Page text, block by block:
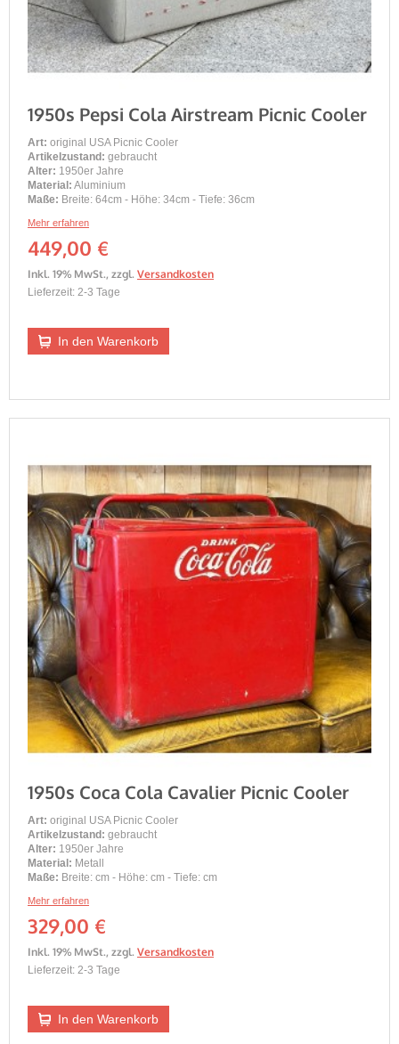
1950s Pepsi Cola Airstream Picnic Cooler
Art: original USA Picnic Cooler
Artikelzustand: gebraucht
Alter: 1950er Jahre
Material: Aluminium
Maße: Breite: 64cm - Höhe: 34cm - Tiefe: 36cm
Mehr erfahren
449,00 €
Inkl. 19% MwSt., zzgl. Versandkosten
Lieferzeit: 2-3 Tage
In den Warenkorb
1950s Coca Cola Cavalier Picnic Cooler
Art: original USA Picnic Cooler
Artikelzustand: gebraucht
Alter: 1950er Jahre
Material: Metall
Maße: Breite: cm - Höhe: cm - Tiefe: cm
Mehr erfahren
329,00 €
Inkl. 19% MwSt., zzgl. Versandkosten
Lieferzeit: 2-3 Tage
In den Warenkorb